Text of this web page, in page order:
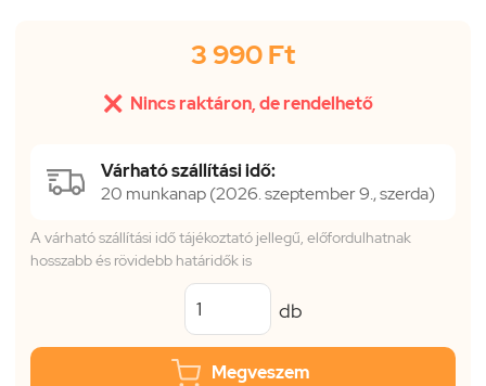
3 990 Ft
 Nincs raktáron, de rendelhető
Várható szállítási idő:
20 munkanap (2026. szeptember 9., szerda)
A várható szállítási idő tájékoztató jellegű, előfordulhatnak
hosszabb és rövidebb határidők is
db
Megveszem